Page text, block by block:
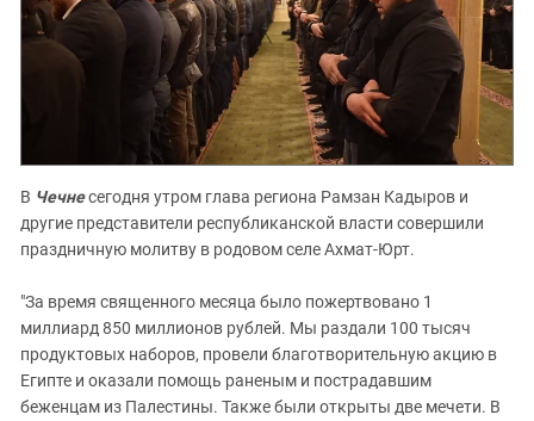
В Чечнесегодня утром глава региона Рамзан Кадыров и
другие представители республиканской власти совершили
праздничную молитву в родовом селе Ахмат-Юрт.
"За время священного месяца было пожертвовано 1
миллиард 850 миллионов рублей. Мы раздали 100 тысяч
продуктовых наборов, провели благотворительную акцию в
Египте и оказали помощь раненым и пострадавшим
беженцам из Палестины. Также были открыты две мечети. В